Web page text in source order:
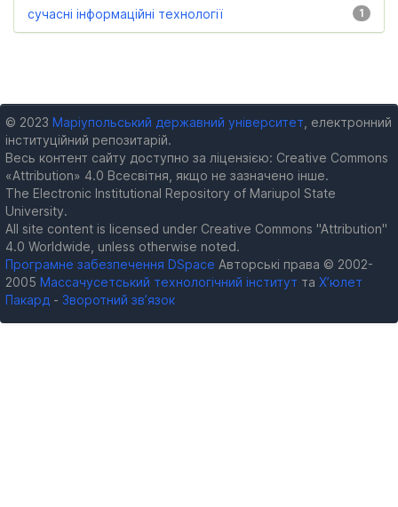
1
сучасні інформаційні технології
© 2023 Маріупольський державний університет , електронний
інституційний репозитарій.
Весь контент сайту доступно за ліцензією: Creative Commons
«Attribution» 4.0 Всесвітня, якщо не зазначено інше.
The Electronic Institutional Repository of Mariupol State
University.
All site content is licensed under Creative Commons "Attribution"
4.0 Worldwide, unless otherwise noted.
Програмне забезпечення DSpace Авторські права © 2002-
2005 Массачусетський технологічний інститут та Х’юлет
Пакард - Зворотний зв’язок